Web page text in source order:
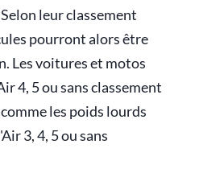
leur classement
pourront alors être
Les voitures et motos
4, 5 ou sans classement
les poids lourds
3, 4, 5 ou sans